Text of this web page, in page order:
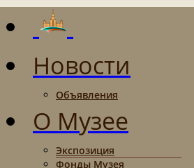
Новости
Объявления
О Музее
Экспозиция
Фонды Музея